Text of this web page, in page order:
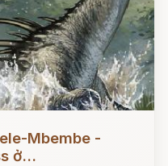
Mbembe -
ở...